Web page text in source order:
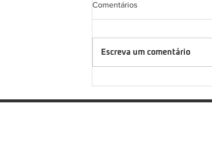
Comentários
Escreva um comentário